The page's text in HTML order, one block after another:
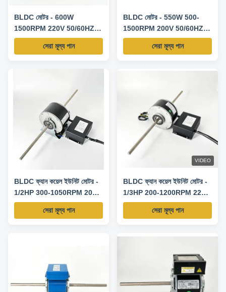
BLDC মোটর - 600W
1500RPM 220V 50/60HZ
তাপমাত্রা নিয়ন্ত্রক সহ 0-
10V/PWM গতি নিয়ন্ত্রণ
সেরা মূল্য পান
BLDC মোটর - 550W 500-
1500RPM 200V 50/60HZ 0-
10V স্পিড কন্ট্রোল
সেরা মূল্য পান
BLDC ফ্যান কয়েল ইউনিট মোটর -
1/2HP 300-1050RPM 208-
230V 50/60HZ
সেরা মূল্য পান
VIDEO
BLDC ফ্যান কয়েল ইউনিট মোটর -
1/3HP 200-1200RPM 220V
50/60HZ
সেরা মূল্য পান